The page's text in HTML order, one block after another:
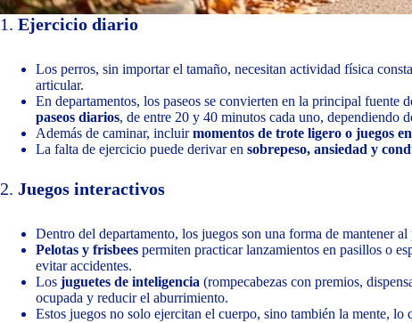
1. Ejercicio diario
Los perros, sin importar el tamaño, necesitan actividad física
articular.
En departamentos, los paseos se convierten en la principal fuente
paseos diarios, de entre 20 y 40 minutos cada uno, dependiendo
Además de caminar, incluirmomentos de trote ligero o juegos
La falta de ejercicio puede derivar en sobrepeso, ansiedad y
2. Juegos interactivos
Dentro del departamento, los juegos son una forma de mantener
Pelotas y frisbees permiten practicar lanzamientos en pasillos o
evitar accidentes.
Los juguetes de inteligencia (rompecabezas con premios,
ocupada y reducir el aburrimiento.
Estos juegos no solo ejercitan el cuerpo, sino también la mente, lo